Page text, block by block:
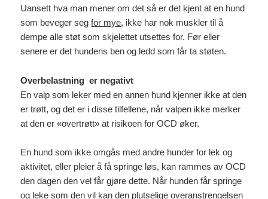
Uansett hva man mener om det så er det kjent at en hund
som beveger segfor mye, ikke har nok muskler til å
dempe alle støt som skjelettet utsettes for. Før eller
senere er det hundens ben og ledd som får ta støten.
Overbelastning er negativt
En valp som leker med en annen hund kjenner ikke at den
er trøtt, og det er i disse tilfellene, når valpen ikke merker
at den er «overtrøtt» at risikoen for OCD øker.
En hund som ikke omgås med andre hunder for lek og
aktivitet, eller pleier å få springe løs, kan rammes av OCD
den dagen den vel får gjøre dette. Når hunden får springe
og leke som den vil kan den plutselige overanstrengelsen